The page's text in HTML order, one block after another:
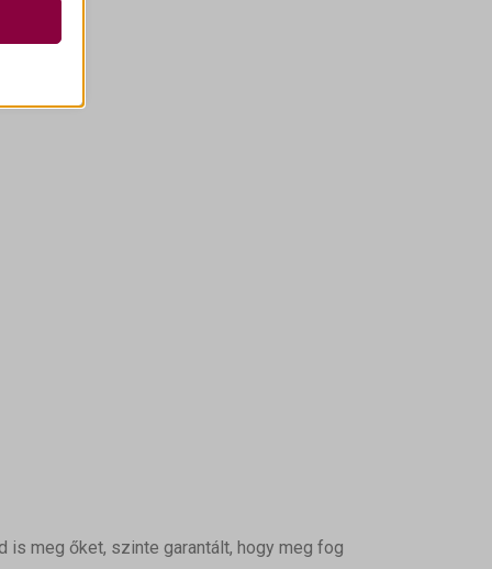
meg őket, szinte garantált, hogy meg fog